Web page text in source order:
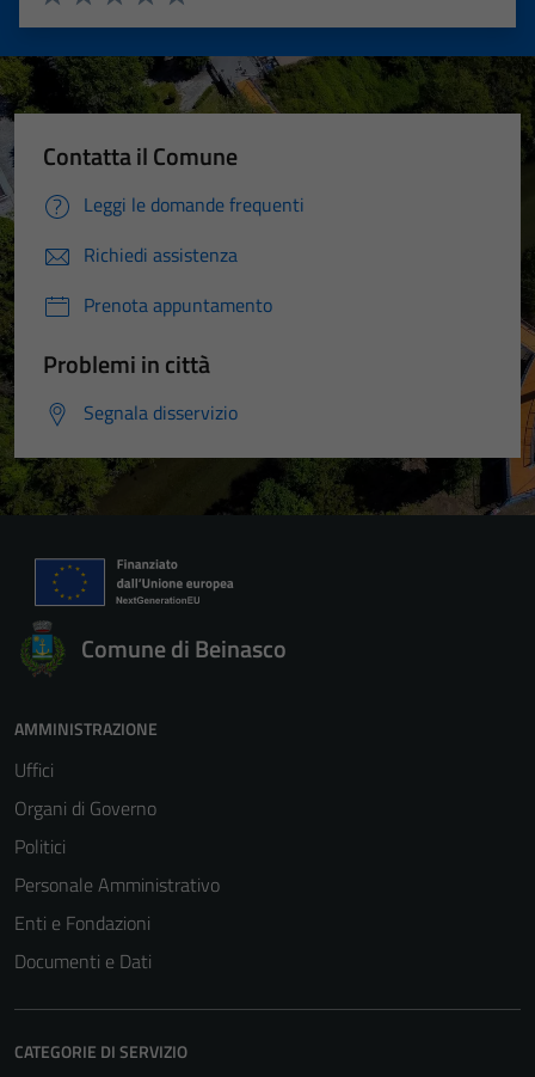
Valuta 5 stelle su 5
Valuta 4 stelle su 5
Valuta 3 stelle su 5
Valuta 2 stelle su 5
Valuta 1 stelle su 5
Contatta il Comune
Leggi le domande frequenti
Richiedi assistenza
Prenota appuntamento
Problemi in città
Segnala disservizio
Comune di Beinasco
AMMINISTRAZIONE
Uffici
Organi di Governo
Politici
Personale Amministrativo
Enti e Fondazioni
Documenti e Dati
CATEGORIE DI SERVIZIO